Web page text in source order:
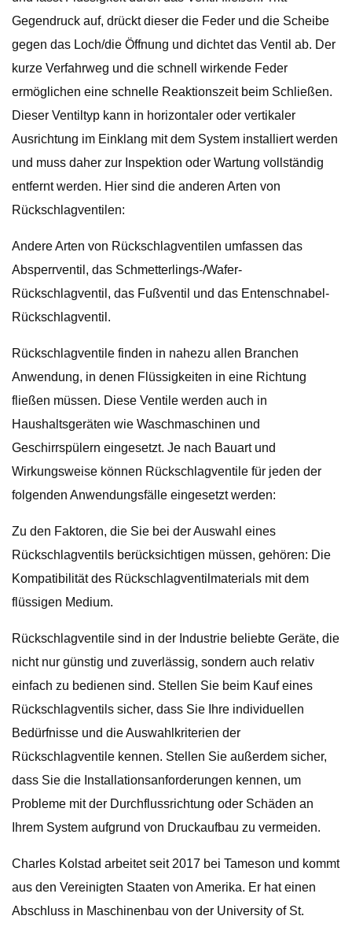
Gegendruck auf, drückt dieser die Feder und die Scheibe
gegen das Loch/die Öffnung und dichtet das Ventil ab. Der
kurze Verfahrweg und die schnell wirkende Feder
ermöglichen eine schnelle Reaktionszeit beim Schließen.
Dieser Ventiltyp kann in horizontaler oder vertikaler
Ausrichtung im Einklang mit dem System installiert werden
und muss daher zur Inspektion oder Wartung vollständig
entfernt werden. Hier sind die anderen Arten von
Rückschlagventilen:
Andere Arten von Rückschlagventilen umfassen das
Absperrventil, das Schmetterlings-/Wafer-
Rückschlagventil, das Fußventil und das Entenschnabel-
Rückschlagventil.
Rückschlagventile finden in nahezu allen Branchen
Anwendung, in denen Flüssigkeiten in eine Richtung
fließen müssen. Diese Ventile werden auch in
Haushaltsgeräten wie Waschmaschinen und
Geschirrspülern eingesetzt. Je nach Bauart und
Wirkungsweise können Rückschlagventile für jeden der
folgenden Anwendungsfälle eingesetzt werden:
Zu den Faktoren, die Sie bei der Auswahl eines
Rückschlagventils berücksichtigen müssen, gehören: Die
Kompatibilität des Rückschlagventilmaterials mit dem
flüssigen Medium.
Rückschlagventile sind in der Industrie beliebte Geräte, die
nicht nur günstig und zuverlässig, sondern auch relativ
einfach zu bedienen sind. Stellen Sie beim Kauf eines
Rückschlagventils sicher, dass Sie Ihre individuellen
Bedürfnisse und die Auswahlkriterien der
Rückschlagventile kennen. Stellen Sie außerdem sicher,
dass Sie die Installationsanforderungen kennen, um
Probleme mit der Durchflussrichtung oder Schäden an
Ihrem System aufgrund von Druckaufbau zu vermeiden.
Charles Kolstad arbeitet seit 2017 bei Tameson und kommt
aus den Vereinigten Staaten von Amerika. Er hat einen
Abschluss in Maschinenbau von der University of St.